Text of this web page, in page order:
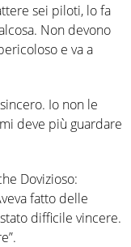
sei piloti, lo fa
Non devono
e va a
Io non le
deve più guardare
Dovizioso:
fatto delle
difficile vincere.